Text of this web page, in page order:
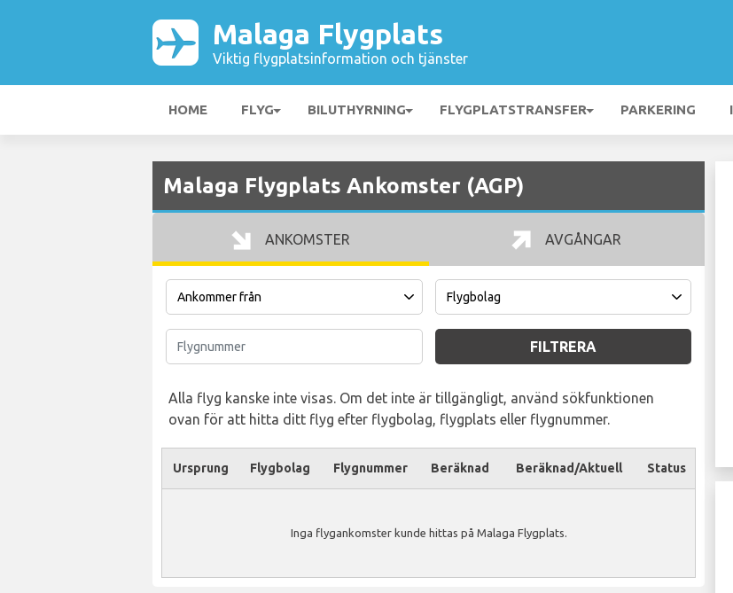
Malaga Flygplats
Viktig flygplatsinformation och tjänster
HOME FLYG BILUTHYRNING FLYGPLATSTRANSFER PARKERING
Malaga Flygplats Ankomster (AGP)
ANKOMSTER AVGÅNGAR
FILTRERA
Alla flyg kanske inte visas. Om det inte är tillgängligt, använd sökfunktionen
ovan för att hitta ditt flyg efter flygbolag, flygplats eller flygnummer.
Ursprung Flygbolag Flygnummer Beräknad Beräknad/Aktuell Status
Inga flygankomster kunde hittas på Malaga Flygplats.Blev ditt flyg försenat
Du kan vara berättigad att få upp till 600